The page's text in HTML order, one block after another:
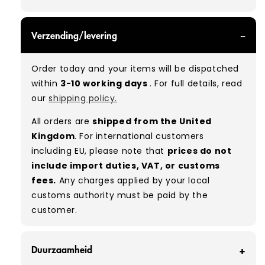
you can expect a mix of items in great and
good condition. Some will be defect-free, while
others will show signs of wear. There is no set
ratio between Grade A and Grade B items
included in our bales due to the nature of
used/vintage clothing.
Typical mix:A 80% B 20%(approx.)
Verzending/levering
Order today and your items will be dispatched
within 3-10 working days. For full details, read
ourshipping policy.
All orders are shipped from the United
Kingdom. For international customers
including EU, please note that prices do not
include import duties, VAT, or customs
fees. Any charges applied by your local
customs authority must be paid by the
customer.
Duurzaamheid